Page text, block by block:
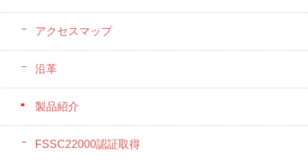
アクセスマップ
沿革
製品紹介
FSSC22000認証取得